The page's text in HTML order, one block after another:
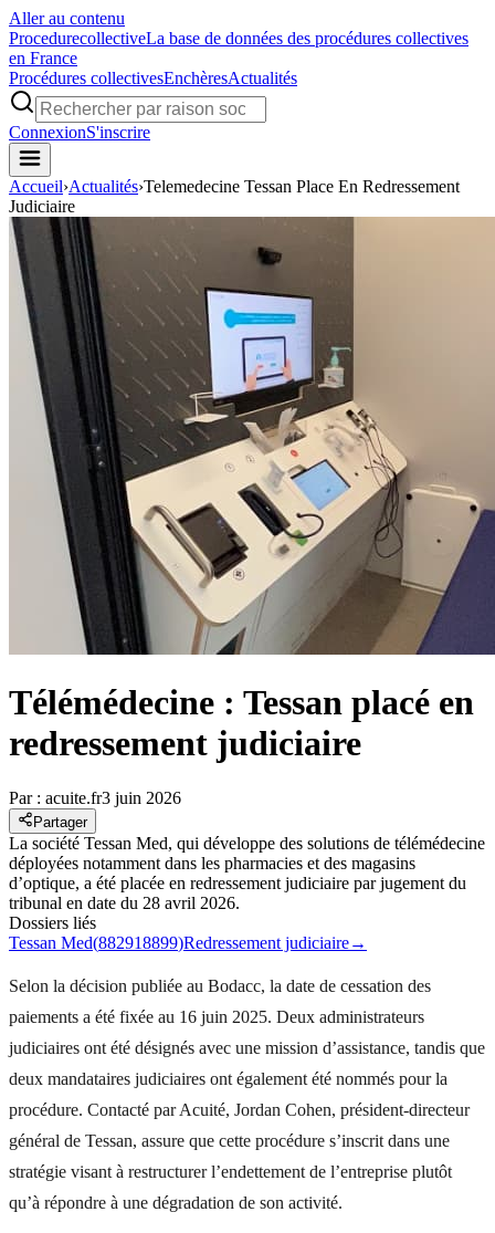
Aller au contenu
ProcedurecollectiveLa base de données des procédures collectives
en France
Procédures collectivesEnchèresActualités
ConnexionS'inscrire
Accueil›Actualités›Telemedecine Tessan Place En Redressement
Judiciaire
Télémédecine : Tessan placé en
redressement judiciaire
Par : acuite.fr3 juin 2026
Partager
La société Tessan Med, qui développe des solutions de télémédecine
déployées notamment dans les pharmacies et des magasins
d’optique, a été placée en redressement judiciaire par jugement du
tribunal en date du 28 avril 2026.
Dossiers liés
Tessan Med(882918899)Redressement judiciaire→
Selon la décision publiée au Bodacc, la date de cessation des
paiements a été fixée au 16 juin 2025. Deux administrateurs
judiciaires ont été désignés avec une mission d’assistance, tandis que
deux mandataires judiciaires ont également été nommés pour la
procédure. Contacté par Acuité, Jordan Cohen, président-directeur
général de Tessan, assure que cette procédure s’inscrit dans une
stratégie visant à restructurer l’endettement de l’entreprise plutôt
qu’à répondre à une dégradation de son activité.